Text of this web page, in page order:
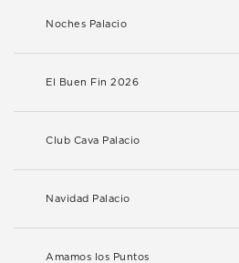
Noches Palacio
El Buen Fin 2026
Club Cava Palacio
Navidad Palacio
Amamos los Puntos